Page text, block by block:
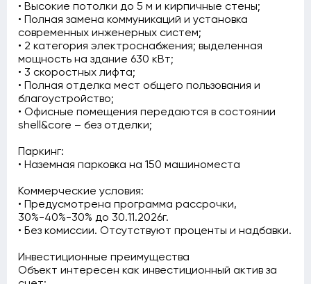
• Высокие потолки до 5 м и кирпичные стены;
• Полная замена коммуникаций и установка
современных инженерных систем;
• 2 категория электроснабжения; выделенная
мощность на здание 630 кВт;
• 3 скоростных лифта;
• Полная отделка мест общего пользования и
благоустройство;
• Офисные помещения передаются в состоянии
shell&core – без отделки;
Паркинг:
• Наземная парковка на 150 машиноместа
Коммерческие условия:
• Предусмотрена программа рассрочки,
30%-40%-30% до 30.11.2026г.
• Без комиссии. Отсутствуют проценты и надбавки.
Инвестиционные преимущества
Объект интересен как инвестиционный актив за